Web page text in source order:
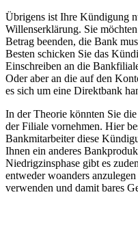
Übrigens ist Ihre Kündigung
Willenserklärung. Sie
Betrag beenden, die Bank
Besten schicken Sie das
Einschreiben an die
Oder aber an die auf den
es sich um eine Direktbank
In der Theorie könnten Sie
der Filiale vornehmen. Hier
Bankmitarbeiter diese
Ihnen ein anderes
Niedrigzinsphase gibt es
entweder woanders
verwenden und damit bares